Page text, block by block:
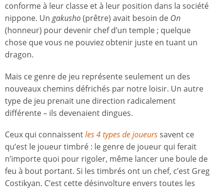
conforme à leur classe et à leur position dans la société
nippone. Un gakusho(prêtre) avait besoin de On
(honneur) pour devenir chef d’un temple ; quelque
chose que vous ne pouviez obtenir juste en tuant un
dragon.
Mais ce genre de jeu représente seulement un des
nouveaux chemins défrichés par notre loisir. Un autre
type de jeu prenait une direction radicalement
différente – ils devenaient dingues.
Ceux qui connaissentles 4 types de joueurssavent ce
qu’est le joueur timbré : le genre de joueur qui ferait
n’importe quoi pour rigoler, même lancer une boule de
feu à bout portant. Si les timbrés ont un chef, c’est Greg
Costikyan. C’est cette désinvolture envers toutes les